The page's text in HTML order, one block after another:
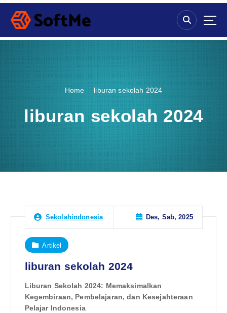
S
p
Home liburan sekolah 2024
liburan sekolah 2024
Sekolahindonesia Des, Sab, 2025
Artikel
liburan sekolah 2024
Liburan Sekolah 2024: Memaksimalkan
Kegembiraan, Pembelajaran, dan Kesejahteraan
Pelajar Indonesia